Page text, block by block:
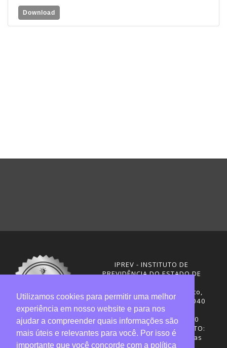
Download
IPREV - INSTITUTO DE
PREVIDÊNCIA DO ESTADO DE
Rua Visconde de Ouro Preto,
291 – Centro - CEP: 88020-040
Florianópolis - SC
Telefones: (48) 3665-4600
HORÁRIO DE FUNCIONAMENTO:
Central de Atendimento: das
Utilizamos cookies para permitir uma melhor
experiência em nosso website e para nos
ajudar a compreender quais informações são
mais úteis e relevantes para você. Por isso é
importante que você concorde com a política